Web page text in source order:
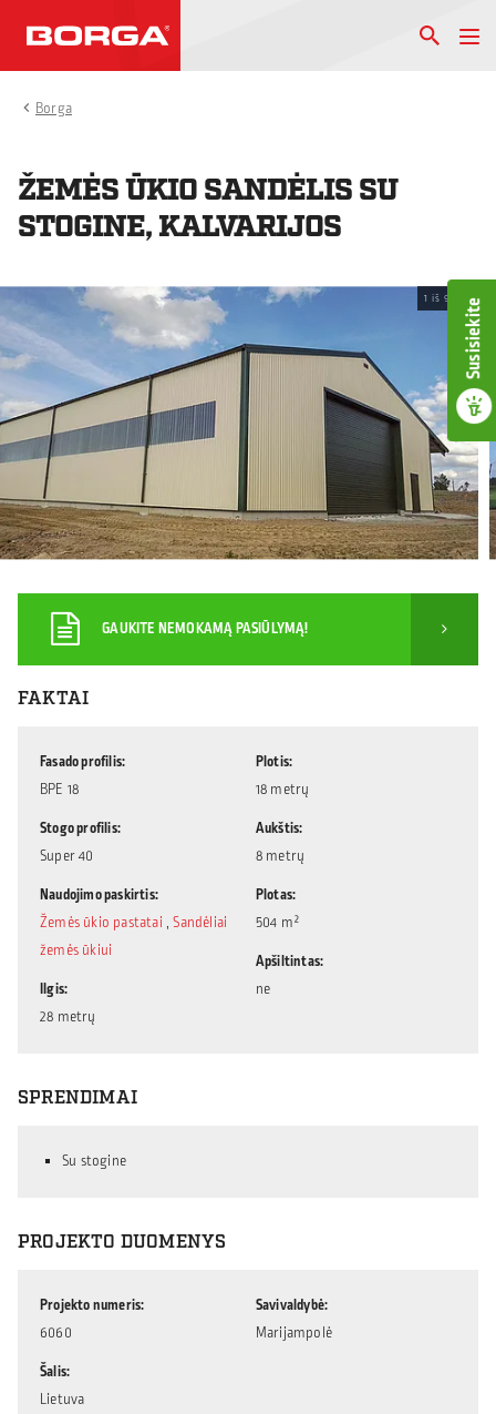
Susisiekite
Borga
ŽEMĖS ŪKIO SANDĖLIS SU
STOGINE, KALVARIJOS
1 iš 9
GAUKITE NEMOKAMĄ PASIŪLYMĄ!
FAKTAI
Fasado profilis
BPE 18
Stogo profilis
Super 40
Naudojimo paskirtis
Žemės ūkio pastatai ,Sandėliai
žemės ūkiui
Ilgis
28 metrų
Plotis
18 metrų
Aukštis
8 metrų
Plotas
504 m²
Apšiltintas
ne
SPRENDIMAI
Su stogine
PROJEKTO DUOMENYS
Projekto numeris
6060
Šalis
Lietuva
Savivaldybė
Marijampolė